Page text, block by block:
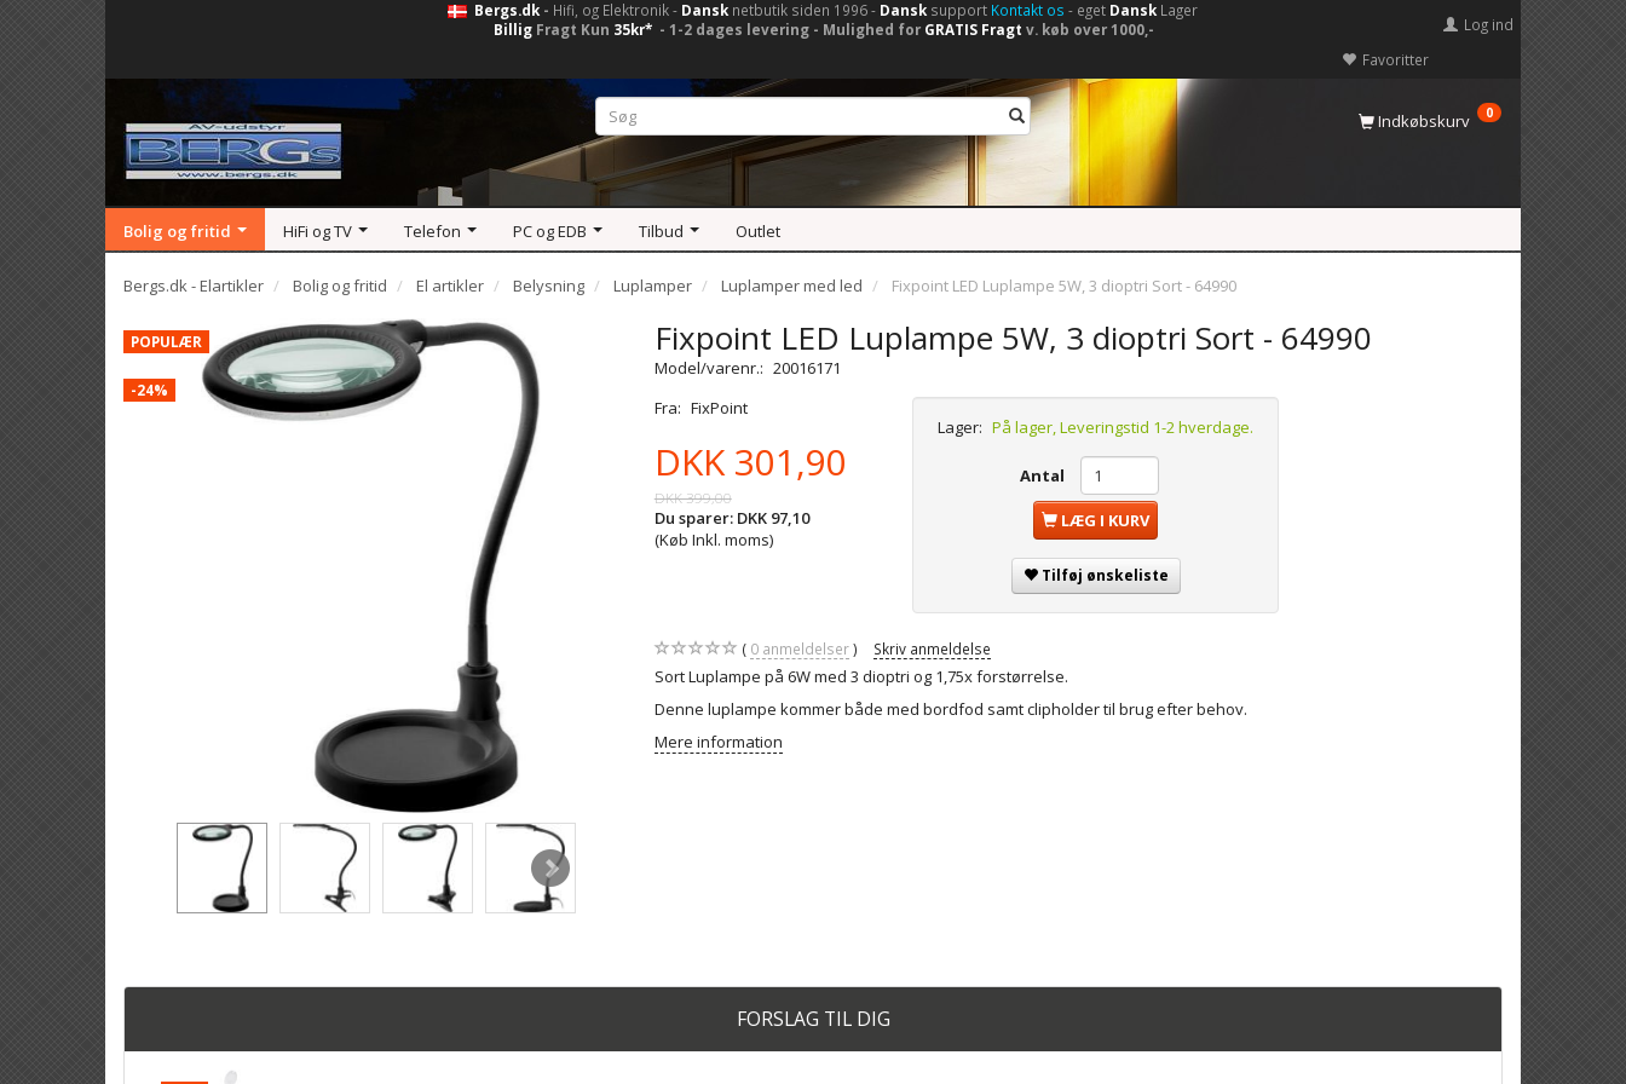
Bergs.dk- Hifi, og Elektronik - Dansknetbutik siden 1996 - Dansksupport Kontakt os - eget DanskLager
Billig Fragt Kun 35kr* - 1-2 dages levering - Mulighed for GRATIS Fragt v. køb over 1000,-
Favoritter
Log ind
Indkøbskurv 0
Bolig og fritid HiFi og TV Telefon PC og EDB Tilbud Outlet
Bergs.dk - Elartikler Bolig og fritid El artikler Belysning Luplamper Luplamper med led Fixpoint LED Luplampe 5W, 3 dioptri Sort - 64990
POPULÆR
-24%
Fixpoint LED Luplampe 5W, 3 dioptri Sort - 64990
Model/varenr.: 20016171
Fra: FixPoint
DKK 301,90
DKK 399,00
Du sparer: DKK 97,10
(Køb Inkl. moms)
Lager: På lager, Leveringstid 1-2 hverdage.
Antal
LÆG I KURV
Tilføj ønskeliste
0anmeldelser Skriv anmeldelse
Sort Luplampe på 6W med 3 dioptri og 1,75x forstørrelse.
Denne luplampe kommer både med bordfod samt clipholder til brug efter behov.
Mere information
FORSLAG TIL DIG